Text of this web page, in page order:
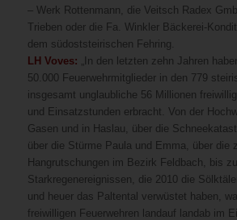
– Werk Rottenmann, die Veitsch Radex
Trieben oder die Fa. Winkler Bäckerei-
dem südoststeirischen Fehring.
LH Voves: „In den letzten zehn Jahren
50.000 Feuerwehrmitglieder in den 779
insgesamt unglaubliche 56 Millionen
und Einsatzstunden erbracht. Von der
Gasen und in Haslau, über die
über die Stürme Paula und Emma, über die
Hangrutschungen im Bezirk Feldbach, bis
Starkregenereignissen, die 2010 die
und heuer das Paltental verwüstet haben,
freiwilligen Feuerwehren landauf landab im